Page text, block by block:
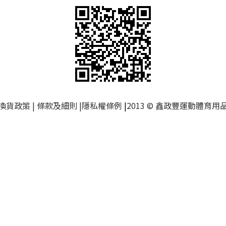
貨政策 | 條款及細則 |隱私權條例 |2013 © 鑫政豐運動體育用